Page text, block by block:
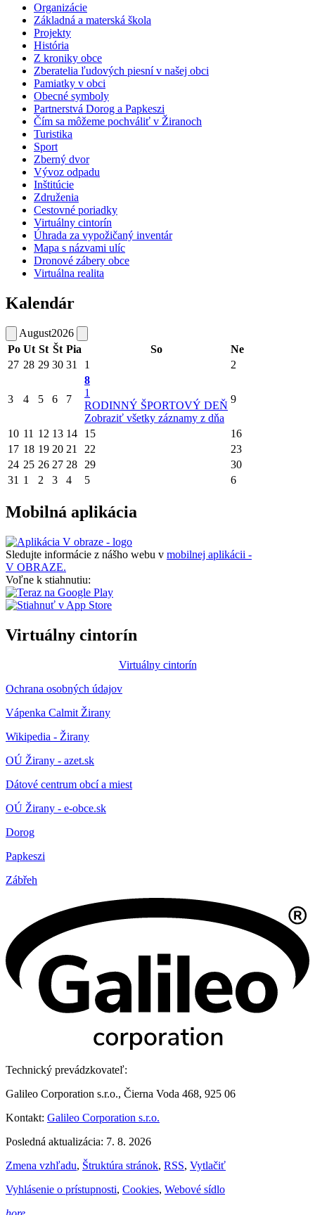
Organizácie
Základná a materská škola
Projekty
História
Z kroniky obce
Zberatelia ľudových piesní v našej obci
Pamiatky v obci
Obecné symboly
Partnerstvá Dorog a Papkeszi
Čím sa môžeme pochváliť v Žiranoch
Turistika
Sport
Zberný dvor
Vývoz odpadu
Inštitúcie
Združenia
Cestovné poriadky
Virtuálny cintorín
Úhrada za vypožičaný inventár
Mapa s názvami ulíc
Dronové zábery obce
Virtuálna realita
Kalendár
August2026
Po Ut St Št Pia So
Ne
27 28 29 30 31 1 2
3 4 5 6 7
8
1
RODINNÝ ŠPORTOVÝ DEŇ
Zobraziť všetky záznamy z dňa
9
10 11 12 13 14 15
16
17 18 19 20 21 22
23
24 25 26 27 28 29
30
31 1 2 3 4 5 6
Mobilná aplikácia
Sledujte informácie z nášho webu v mobilnej aplikácii -
V OBRAZE.
Voľne k stiahnutiu:
Virtuálny cintorín
Virtuálny cintorín
Ochrana osobných údajov
Vápenka Calmit Žirany
Wikipedia - Žirany
OÚ Žirany - azet.sk
Dátové centrum obcí a miest
OÚ Žirany - e-obce.sk
Dorog
Papkeszi
Zábřeh
Technický prevádzkovateľ:
Galileo Corporation s.r.o., Čierna Voda 468, 925 06
Kontakt: Galileo Corporation s.r.o.
Posledná aktualizácia: 7. 8. 2026
Zmena vzhľadu, Štruktúra stránok, RSS, Vytlačiť
Vyhlásenie o prístupnosti, Cookies, Webové sídlo